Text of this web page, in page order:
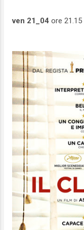
ven 21_04 ore 21.15